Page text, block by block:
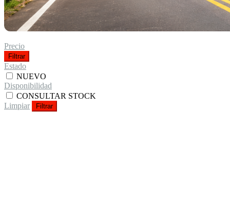
Precio
Filtrar
Estado
NUEVO
Disponibilidad
CONSULTAR STOCK
Limpiar
Filtrar